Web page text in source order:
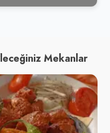
Mekanlar